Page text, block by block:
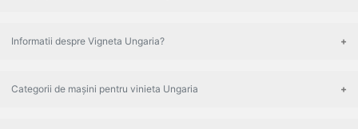
Informatii despre Vigneta Ungaria?
Categorii de mașini pentru vinieta Ungaria